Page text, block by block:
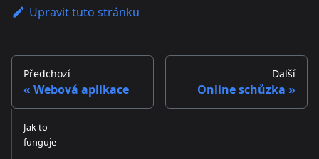
Upravit tuto stránku
Předchozí
Webová aplikace
Další
Online schůzka
Jak to
funguje